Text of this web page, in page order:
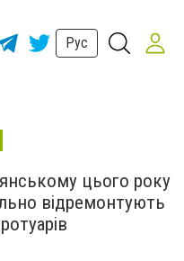
Рус
цього року
відремонтують